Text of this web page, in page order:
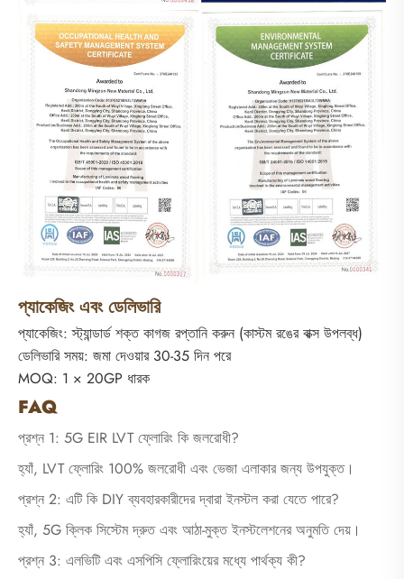
প্যাকেজিং এবং ডেলিভারি
প্যাকেজিং: স্ট্যান্ডার্ড শক্ত কাগজ রপ্তানি করুন (কাস্টম রঙের বাক্স উপলব্ধ)
ডেলিভারি সময়: জমা দেওয়ার 30-35 দিন পরে
MOQ: 1 × 20GP ধারক
FAQ
প্রশ্ন 1: 5G EIR LVT ফ্লোরিং কি জলরোধী?
হ্যাঁ, LVT ফ্লোরিং 100% জলরোধী এবং ভেজা এলাকার জন্য উপযুক্ত।
প্রশ্ন 2: এটি কি DIY ব্যবহারকারীদের দ্বারা ইনস্টল করা যেতে পারে?
হ্যাঁ, 5G ক্লিক সিস্টেম দ্রুত এবং আঠা-মুক্ত ইনস্টলেশনের অনুমতি দেয়।
প্রশ্ন 3: এলভিটি এবং এসপিসি ফ্লোরিংয়ের মধ্যে পার্থক্য কী?